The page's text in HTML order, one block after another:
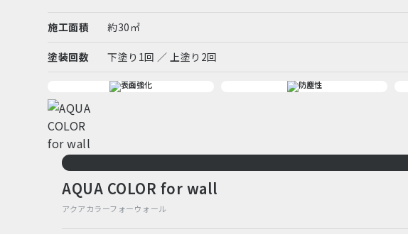
施工面積 約30㎡
塗装回数 下塗り1回 ／ 上塗り2回
AQUA COLOR for wall
アクアカラーフォーウォール